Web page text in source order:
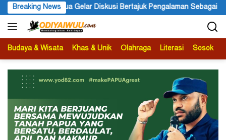
Langsung
ke
konten
Breaking News
Pengalaman Sebagai Sumber Pengetahuan Ketua APS
Budaya & Wisata Khas & Unik Olahraga Literasi Sosok